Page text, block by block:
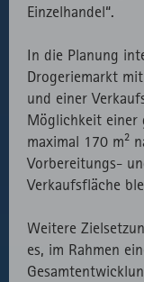
Einzelhandel“.
In die Planung
Drogeriemarkt
und einer
Möglichkeit einer
maximal 170 m²
Vorbereitungs-
Verkaufsfläche
Weitere
es, im Rahmen